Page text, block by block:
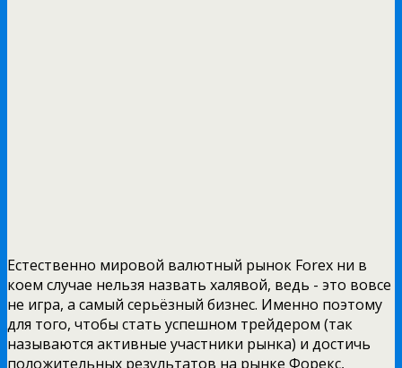
Естественно мировой валютный рынок Forex ни в
коем случае нельзя назвать халявой, ведь - это вовсе
не игра, а самый серьёзный бизнес. Именно поэтому
для того, чтобы стать успешном трейдером (так
называются активные участники рынка) и достичь
положительных результатов на рынке Форекс,